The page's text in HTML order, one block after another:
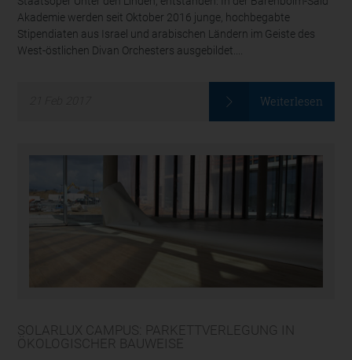
Akademie werden seit Oktober 2016 junge, hochbegabte
Stipendiaten aus Israel und arabischen Ländern im Geiste des
West-östlichen Divan Orchesters ausgebildet....
Weiterlesen
SOLARLUX CAMPUS: PARKETTVERLEGUNG IN
ÖKOLOGISCHER BAUWEISE